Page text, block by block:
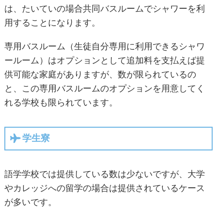
は、たいていの場合共同バスルームでシャワーを利
用することになります。
専用バスルーム（生徒自分専用に利用できるシャワ
ールーム）はオプションとして追加料を支払えば提
供可能な家庭がありますが、数が限られているの
と、この専用バスルームのオプションを用意してく
れる学校も限られています。
学生寮
語学学校では提供している数は少ないですが、大学
やカレッジへの留学の場合は提供されているケース
が多いです。